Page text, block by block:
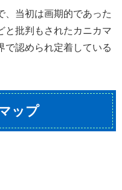
、当初は画期的であった
と批判もされたカニカマ
で認められ定着している
ップ